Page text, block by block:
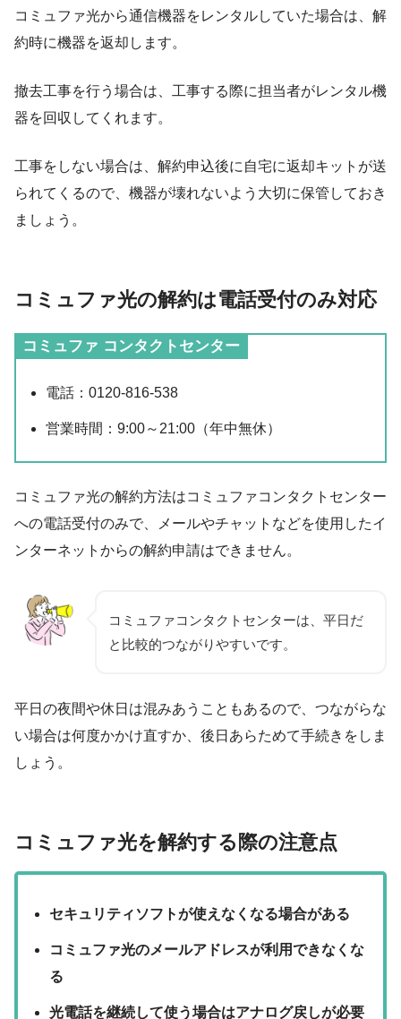
コミュファ光から通信機器をレンタルしていた場合は、解
約時に機器を返却します。
撤去工事を行う場合は、工事する際に担当者がレンタル機
器を回収してくれます。
工事をしない場合は、解約申込後に自宅に返却キットが送
られてくるので、機器が壊れないよう大切に保管しておき
ましょう。
コミュファ光の解約は電話受付のみ対応
コミュファ コンタクトセンター
電話：0120-816-538
営業時間：9:00～21:00（年中無休）
コミュファ光の解約方法はコミュファコンタクトセンター
への電話受付のみで、メールやチャットなどを使用したイ
ンターネットからの解約申請はできません。
コミュファコンタクトセンターは、平日だ
と比較的つながりやすいです。
平日の夜間や休日は混みあうこともあるので、つながらな
い場合は何度かかけ直すか、後日あらためて手続きをしま
しょう。
コミュファ光を解約する際の注意点
セキュリティソフトが使えなくなる場合がある
コミュファ光のメールアドレスが利用できなくな
る
光電話を継続して使う場合はアナログ戻しが必要